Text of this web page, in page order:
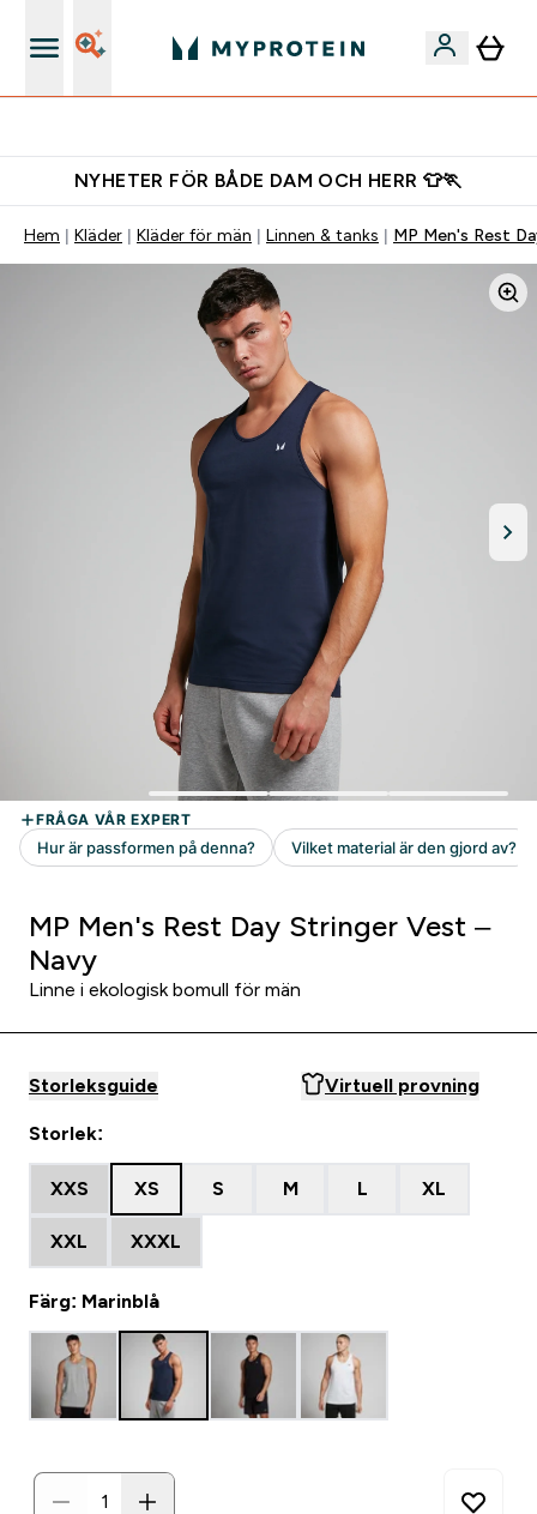
NYHETER FÖR BÅDE DAM OCH HERR 👕🏃
Hem Kläder Kläder för män Linnen & tanks MP Men's Rest
MP Men's Rest Day Stringer Vest –
Navy
Linne i ekologisk bomull för män
Storleksguide Virtuell provning
Storlek:
XXS XS S M L XL
XXL XXXL
Färg: Marinblå